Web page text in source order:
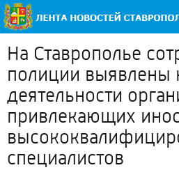
На Ставрополье
полиции выявлены
деятельности
привлекающих
специалистов